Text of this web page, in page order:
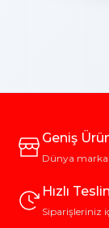
Geniş
Dünya
Hızlı
Siparişleriniz